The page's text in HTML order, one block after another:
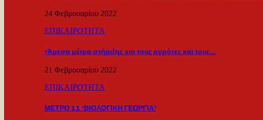
24 Φεβρουαρίου 2022
ΕΠΙΚΑΙΡΟΤΗΤΑ
«Άμεσα μέτρα στήριξης για τους αγρότες και τους…
21 Φεβρουαρίου 2022
ΕΠΙΚΑΙΡΟΤΗΤΑ
ΜΕΤΡΟ 11 ‘ΒΙΟΛΟΓΙΚΗ ΓΕΩΡΓΙΑ’